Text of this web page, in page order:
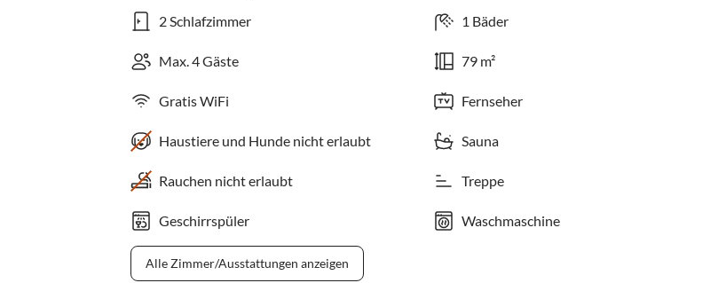
2 Schlafzimmer 1 Bäder
Max. 4 Gäste 79 m²
Gratis WiFi Fernseher
Haustiere und Hunde nicht erlaubt Sauna
Rauchen nicht erlaubt Treppe
Geschirrspüler Waschmaschine
Alle Zimmer/Ausstattungen anzeigen